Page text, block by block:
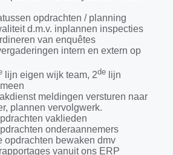
opdrachten / planning
d.m.v. inplannen inspecties
van enquêtes
intern en extern op
lijn eigen wijk team, 2delijn
meldingen versturen naar
plannen vervolgwerk.
vaklieden
onderaannemers
opdrachten bewaken dmv
vanuit ons ERP